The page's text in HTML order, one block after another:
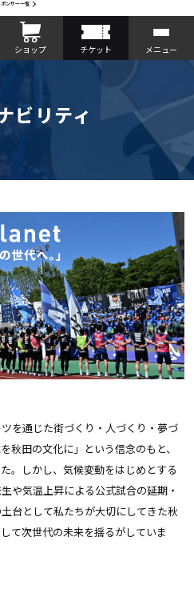
ポンサー一覧
ショップ チケット メニュー
ビリティ
を通じた街づくり・人づくり・夢づ
秋田の文化に」という信念のもと、
。しかし、気候変動をはじめとする
や気温上昇による公式試合の延期・
台として私たちが大切にしてきた秋
て次世代の未来を揺るがしていま